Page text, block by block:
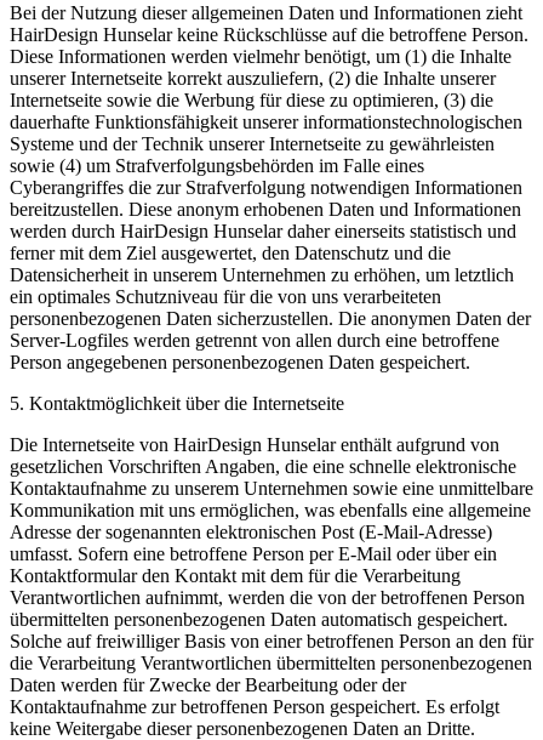
Bei der Nutzung dieser allgemeinen Daten und Informationen zieht
HairDesign Hunselar keine Rückschlüsse auf die betroffene Person.
Diese Informationen werden vielmehr benötigt, um (1) die Inhalte
unserer Internetseite korrekt auszuliefern, (2) die Inhalte unserer
Internetseite sowie die Werbung für diese zu optimieren, (3) die
dauerhafte Funktionsfähigkeit unserer informationstechnologischen
Systeme und der Technik unserer Internetseite zu gewährleisten
sowie (4) um Strafverfolgungsbehörden im Falle eines
Cyberangriffes die zur Strafverfolgung notwendigen Informationen
bereitzustellen. Diese anonym erhobenen Daten und Informationen
werden durch HairDesign Hunselar daher einerseits statistisch und
ferner mit dem Ziel ausgewertet, den Datenschutz und die
Datensicherheit in unserem Unternehmen zu erhöhen, um letztlich
ein optimales Schutzniveau für die von uns verarbeiteten
personenbezogenen Daten sicherzustellen. Die anonymen Daten der
Server-Logfiles werden getrennt von allen durch eine betroffene
Person angegebenen personenbezogenen Daten gespeichert.
5. Kontaktmöglichkeit über die Internetseite
Die Internetseite von HairDesign Hunselar enthält aufgrund von
gesetzlichen Vorschriften Angaben, die eine schnelle elektronische
Kontaktaufnahme zu unserem Unternehmen sowie eine unmittelbare
Kommunikation mit uns ermöglichen, was ebenfalls eine allgemeine
Adresse der sogenannten elektronischen Post (E-Mail-Adresse)
umfasst. Sofern eine betroffene Person per E-Mail oder über ein
Kontaktformular den Kontakt mit dem für die Verarbeitung
Verantwortlichen aufnimmt, werden die von der betroffenen Person
übermittelten personenbezogenen Daten automatisch gespeichert.
Solche auf freiwilliger Basis von einer betroffenen Person an den für
die Verarbeitung Verantwortlichen übermittelten personenbezogenen
Daten werden für Zwecke der Bearbeitung oder der
Kontaktaufnahme zur betroffenen Person gespeichert. Es erfolgt
keine Weitergabe dieser personenbezogenen Daten an Dritte.